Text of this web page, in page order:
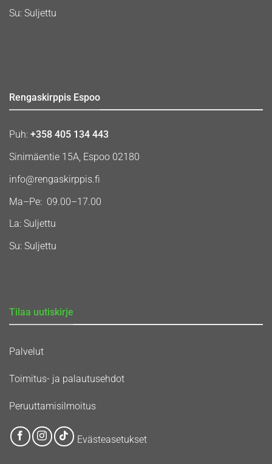
Su: Suljettu
Rengaskirppis Espoo
Puh: +358 405 134 443
Sinimäentie 15A, Espoo 02180
info@rengaskirppis.fi
Ma–Pe: 09.00–17.00
La: Suljettu
Su: Suljettu
Tilaa uutiskirje
Palvelut
Toimitus- ja palautusehdot
Peruuttamisilmoitus
Evästeasetukset